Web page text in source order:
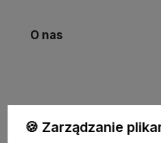
O nas
🍪 Zarządzanie